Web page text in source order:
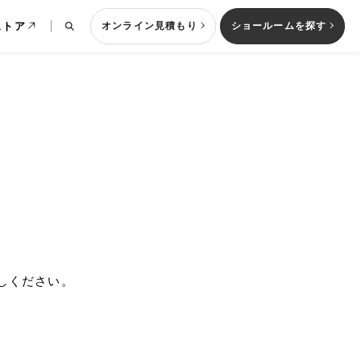
ア オンライン見積もり ショールームを探す
ください。